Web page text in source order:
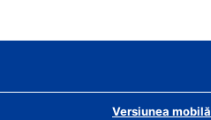
Versiunea mobilă